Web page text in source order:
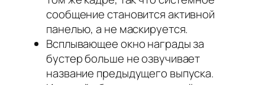
сообщение становится активной
панелью, а не маскируется.
Всплывающее окно награды за
бустер больше не озвучивает
название предыдущего выпуска.